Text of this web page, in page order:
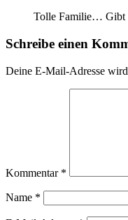
Tolle Familie… Gibt
Schreibe einen
Deine E-Mail-Adresse
Kommentar *
Name *